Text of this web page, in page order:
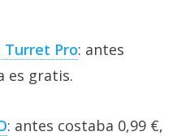
Turret Pro: antes
es gratis.
: antes costaba 0,99 €,